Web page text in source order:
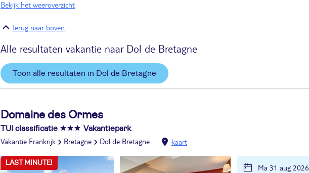
Bekijk het weeroverzicht
Terug naar boven
Alle resultaten vakantie naar Dol de Bretagne
Toon alle resultaten in Dol de Bretagne
Domaine des Ormes
TUI classificatie Vakantiepark
Vakantie Frankrijk Bretagne Dol de Bretagne kaart
LAST MINUTE!
Ma 31 aug 2026